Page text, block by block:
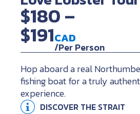
$180 –
$191CAD
/Per Person
Hop aboard a real
fishing boat for a truly
experience.
DISCOVER THE STRAIT